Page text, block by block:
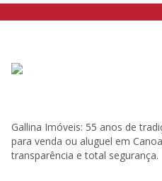
Gallina Imóveis: 55 anos de
para venda ou aluguel em
transparência e total segurança.